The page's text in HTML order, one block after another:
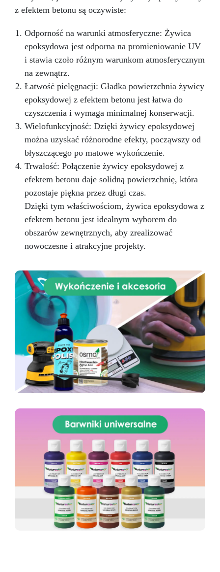
to niezbędny dodatek, który zapewni ci
doskonały efekt bez użycia elektrycznych
z efektem betonu są oczywiste:
Odporność na warunki atmosferyczne: Żywica
epoksydowa jest odporna na promieniowanie UV
i stawia czoło różnym warunkom atmosferycznym
na zewnątrz.
Łatwość pielęgnacji: Gładka powierzchnia żywicy
epoksydowej z efektem betonu jest łatwa do
czyszczenia i wymaga minimalnej konserwacji.
Wielofunkcyjność: Dzięki żywicy epoksydowej
można uzyskać różnorodne efekty, począwszy od
błyszczącego po matowe wykończenie.
Trwałość: Połączenie żywicy epoksydowej z
efektem betonu daje solidną powierzchnię, która
pozostaje piękna przez długi czas.
Dzięki tym właściwościom, żywica epoksydowa z
efektem betonu jest idealnym wyborem do
obszarów zewnętrznych, aby zrealizować
nowoczesne i atrakcyjne projekty.